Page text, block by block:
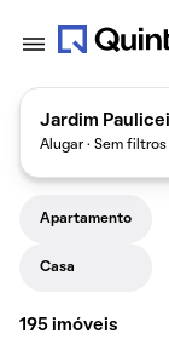
Jardim
Alugar · Sem filtros
Apartamento
Casa
195 imóveis